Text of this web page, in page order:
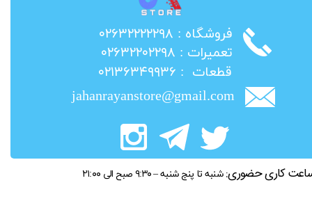
​فروشگاه : ۰۲۶۳۲۲۲۲۲۹۸
​تعمیرات : ۰۲۶۳۲۲۰۲۲۹۸
​قطعات : ۰۲۱۳۶۳۴۹۹۳۶
jahanrayanstore@gmail.com
کاری حضوری: شنبه تا پنج شنبه – ۹:۳۰ صبح الی ۲۱:۰۰